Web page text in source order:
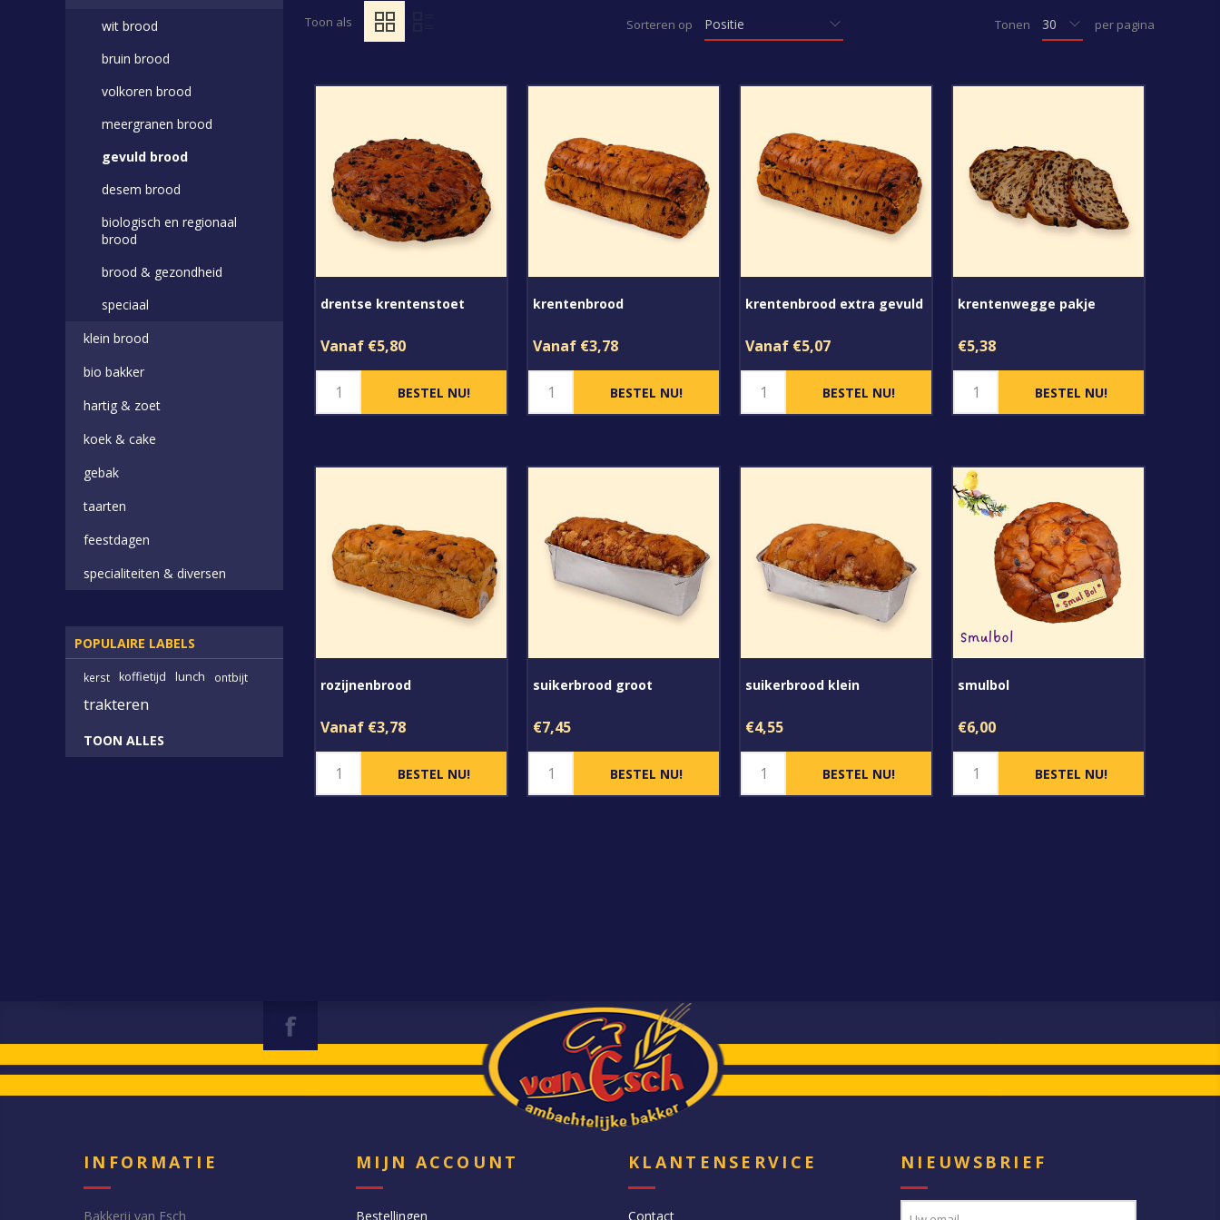
Toon als Sorteren op Tonen per pagina
drentse krentenstoet
Vanaf €5,80
krentenbrood
Vanaf €3,78
krentenbrood extra gevuld
Vanaf €5,07
krentenwegge pakje
€5,38
rozijnenbrood
Vanaf €3,78
suikerbrood groot
€7,45
suikerbrood klein
€4,55
smulbol
€6,00
wit brood
bruin brood
volkoren brood
meergranen brood
gevuld brood
desem brood
biologisch en regionaal
brood
brood & gezondheid
speciaal
klein brood
bio bakker
hartig & zoet
koek & cake
gebak
taarten
feestdagen
specialiteiten & diversen
POPULAIRE LABELS
kerst koffietijd lunch ontbijt
trakteren
TOON ALLES
INFORMATIE
Bakkerij van Esch
MIJN ACCOUNT
Bestellingen
KLANTENSERVICE
Contact
NIEUWSBRIEF